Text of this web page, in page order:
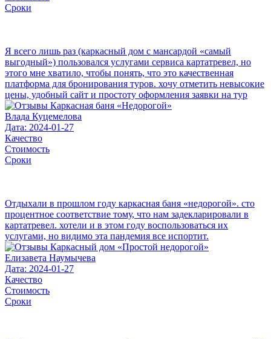
Сроки
Я всего лишь раз (каркасный дом с мансардой «самый
выгодный») пользовался услугами сервиса картатревел, но
этого мне хватило, чтобы понять, что это качественная
платформа для бронирования туров. хочу отметить невысокие
цены, удобный сайт и простоту оформления заявки на тур
Влада Куцемелова
Дата: 2024-01-27
Качество
Стоимость
Сроки
Отдыхали в прошлом году каркасная баня «недорогой». сто
процентное соответствие тому, что нам задекларировали в
картатревел. хотели и в этом году воспользоваться их
услугами, но видимо эта пандемия все испортит.
Елизавета Наумычева
Дата: 2024-01-27
Качество
Стоимость
Сроки